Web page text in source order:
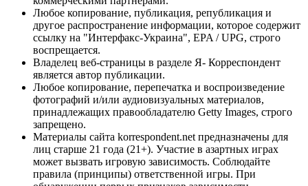
Любое копирование, публикация, републикация и
другое распространение информации, которое содержит
ссылку на "Интерфакс-Украина", EPA / UPG, строго
воспрещается.
Владелец веб-страницы в разделе Я- Корреспондент
является автор публикации.
Любое копирование, перепечатка и воспроизведение
фотографий и/или аудиовизуальных материалов,
принадлежащих правообладателю Getty Images, строго
запрещено.
Материалы сайта korrespondent.net предназначены для
лиц старше 21 года (21+). Участие в азартных играх
может вызвать игровую зависимость. Соблюдайте
правила (принципы) ответственной игры. При